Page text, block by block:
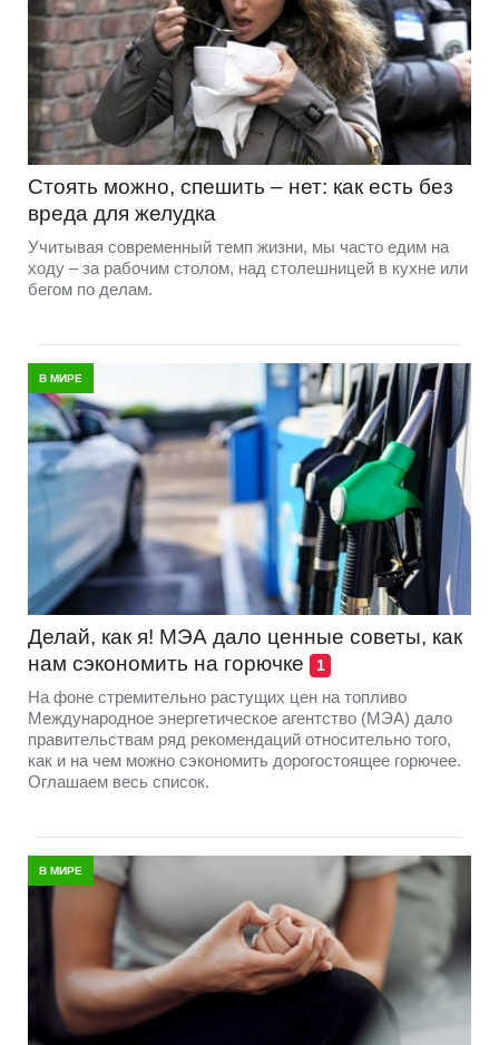
Стоять можно, спешить – нет: как есть без
вреда для желудка
Учитывая современный темп жизни, мы часто едим на
ходу – за рабочим столом, над столешницей в кухне или
бегом по делам.
В МИРЕ
Делай, как я! МЭА дало ценные советы, как
нам сэкономить на горючке
1
На фоне стремительно растущих цен на топливо
Международное энергетическое агентство (МЭА) дало
правительствам ряд рекомендаций относительно того,
как и на чем можно сэкономить дорогостоящее горючее.
Оглашаем весь список.
В МИРЕ